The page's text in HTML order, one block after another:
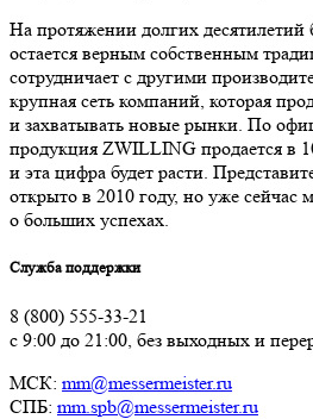
На протяжении долгих
остается верным собственным
сотрудничает с другими
крупная сеть компаний, которая
и захватывать новые рынки. По
продукция ZWILLING продается в
и эта цифра будет расти.
открыто в 2010 году, но уже сейчас
о больших успехах.
Служба поддержки
8 (800) 555-33-21
с 9:00 до 21:00, без выходных и
МСК: mm@messermeister.ru
СПБ: mm.spb@messermeister.ru